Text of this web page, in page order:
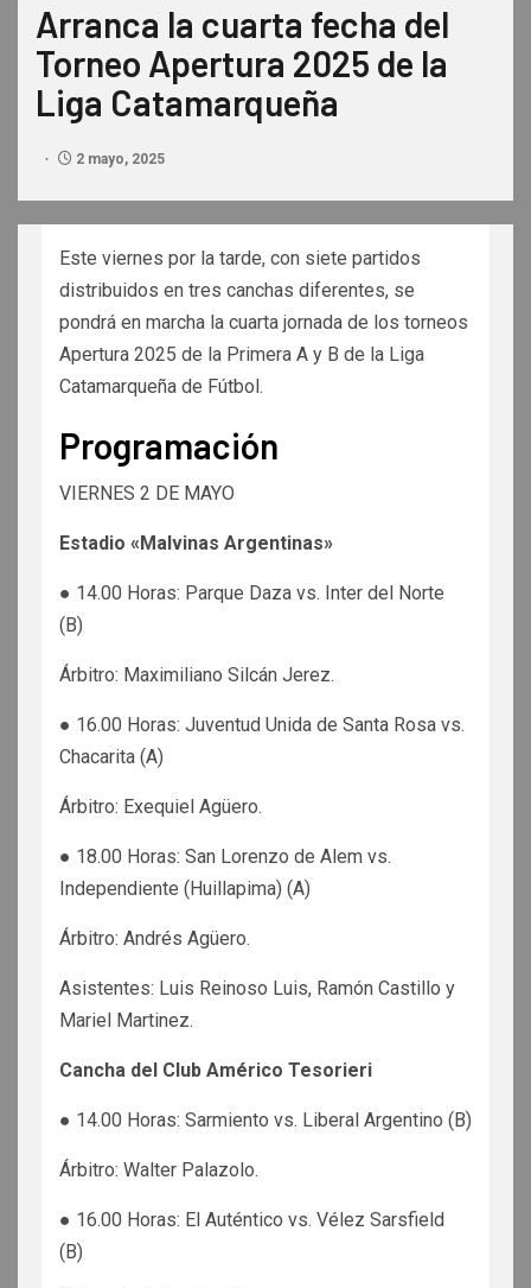
Arranca la cuarta fecha del
Torneo Apertura 2025 de la
Liga Catamarqueña
2 mayo, 2025
Este viernes por la tarde, con siete partidos
distribuidos en tres canchas diferentes, se
pondrá en marcha la cuarta jornada de los torneos
Apertura 2025 de la Primera A y B de la Liga
Catamarqueña de Fútbol.
Programación
VIERNES 2 DE MAYO
Estadio «Malvinas Argentinas»
● 14.00 Horas: Parque Daza vs. Inter del Norte
(B)
Árbitro: Maximiliano Silcán Jerez.
● 16.00 Horas: Juventud Unida de Santa Rosa vs.
Chacarita (A)
Árbitro: Exequiel Agüero.
● 18.00 Horas: San Lorenzo de Alem vs.
Independiente (Huillapima) (A)
Árbitro: Andrés Agüero.
Asistentes: Luis Reinoso Luis, Ramón Castillo y
Mariel Martinez.
Cancha del Club Américo Tesorieri
● 14.00 Horas: Sarmiento vs. Liberal Argentino (B)
Árbitro: Walter Palazolo.
● 16.00 Horas: El Auténtico vs. Vélez Sarsfield
(B)